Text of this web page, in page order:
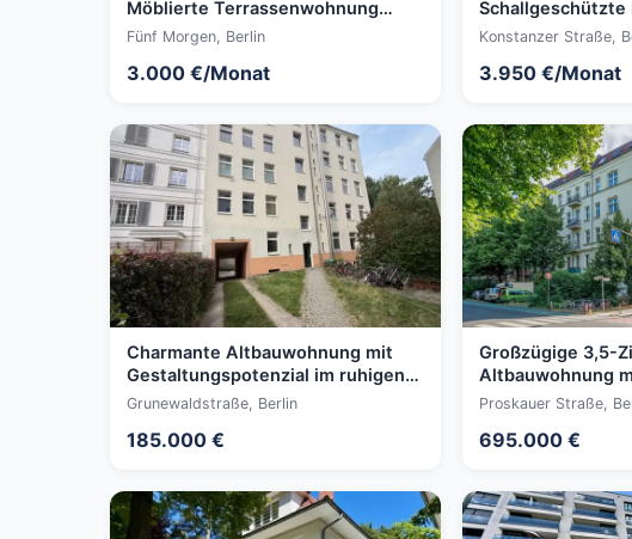
Möblierte Terrassenwohnung
(Stellplatz, Strom, WIFI &
Fünf Morgen, Berlin
3.000 €/Monat
Schallgeschützte
Garten in
Konstanzer Straße,
3.950 €/Monat
Charmante Altbauwohnung mit
Gestaltungspotenzial im ruhigen
zweiten Gartenhaus
Grunewaldstraße, Berlin
185.000 €
Großzügige 3,5-
Altbauwohnung
stilvoll renoviert
Proskauer Straße,
695.000 €